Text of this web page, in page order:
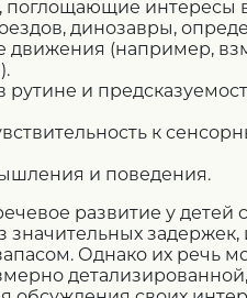
поглощающие интересы
динозавры,
движения (например,
рутине и
к
и поведения.
развитие у
значительных задержек,
Однако их речь
детализированной,